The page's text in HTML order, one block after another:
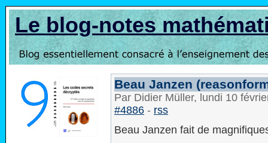
Le blog-notes
Beau Janzen
Par Didier Müller, lundi 10
#4886 - rss
Beau Janzen fait de